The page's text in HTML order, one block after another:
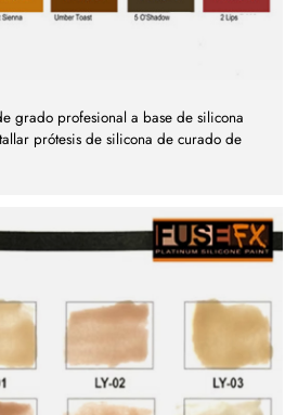
grado profesional a base de silicona
prótesis de silicona de curado de